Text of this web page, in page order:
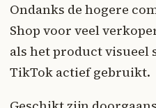
Ondanks de hogere
Shop voor veel
als het product visueel
TikTok actief gebruikt.